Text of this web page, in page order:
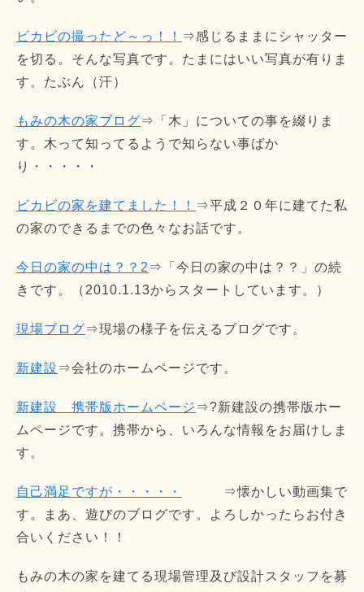
ビカビの撮ったど～っ！！ ⇒感じるままにシャッター
を切る。そんな写真です。たまにはいい写真が有りま
す。たぶん（汗）
もみの木の家ブログ⇒「木」についての事を綴りま
す。木って知ってるようで知らない事ばか
り・・・・・
ビカビの家を建てました！！ ⇒平成２０年に建てた私
の家のできるまでの色々なお話です。
今日の家の中は？？2 ⇒「今日の家の中は？？」の続
きです。（2010.1.13からスタートしています。）
現場ブログ⇒現場の様子を伝えるブログです。
新建設 ⇒会社のホームページです。
新建設 携帯版ホームページ ⇒?新建設の携帯版ホー
ムページです。携帯から、いろんな情報をお届けしま
す。
自己満足ですが・・・・・
⇒懐かしい動画集で
す。まあ、遊びのブログです。よろしかったらお付き
合いください！！
もみの木の家を建てる現場管理及び設計スタッフを募